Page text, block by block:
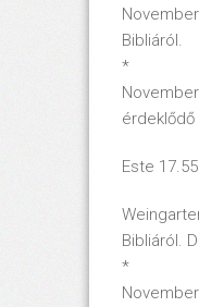
Bibliáról.
*
Este
Bibliáról.
*